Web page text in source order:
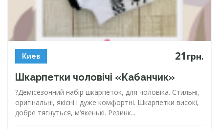
Киев 21грн.
Шкарпетки чоловічі «Кабанчик»
?Демісезонний набір шкарпеток, для чоловіка. Стильні,
оригінальні, якісні і дуже комфортні. Шкарпетки високі,
добре тягнуться, м‘якенькі. Резинк...